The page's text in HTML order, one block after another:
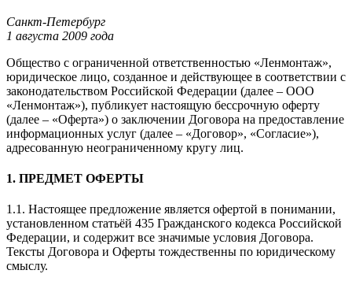
Санкт-Петербург
1 августа 2009 года
Общество с ограниченной ответственностью «Ленмонтаж»,
юридическое лицо, созданное и действующее в соответствии с
законодательством Российской Федерации (далее – ООО
«Ленмонтаж»), публикует настоящую бессрочную оферту
(далее – «Оферта») о заключении Договора на предоставление
информационных услуг (далее – «Договор», «Согласие»),
адресованную неограниченному кругу лиц.
1. ПРЕДМЕТ ОФЕРТЫ
1.1. Настоящее предложение является офертой в понимании,
установленном статьёй 435 Гражданского кодекса Российской
Федерации, и содержит все значимые условия Договора.
Тексты Договора и Оферты тождественны по юридическому
смыслу.